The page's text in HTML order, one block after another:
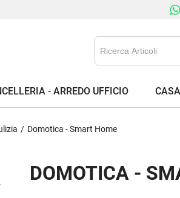
- ARREDO UFFICIO
Domotica - Smart Home
DOMOTICA -